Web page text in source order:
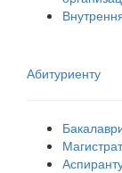
Абитуриенту